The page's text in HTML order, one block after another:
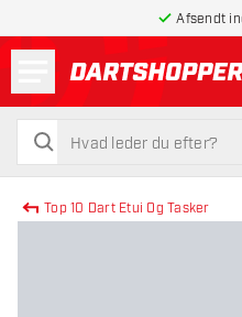
Afsendt
tilbage til
søg
søg
Top 10 Dart Etui Og Tasker